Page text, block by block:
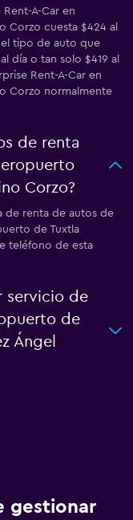
A-Car en
Corzo cuesta $424 al
tipo de auto que
día o tan solo $419 al
Rent-A-Car en
Corzo normalmente
de renta
Corzo?
de renta de autos de
de Tuxtla
teléfono de esta
servicio de
de
Ángel
gestionar